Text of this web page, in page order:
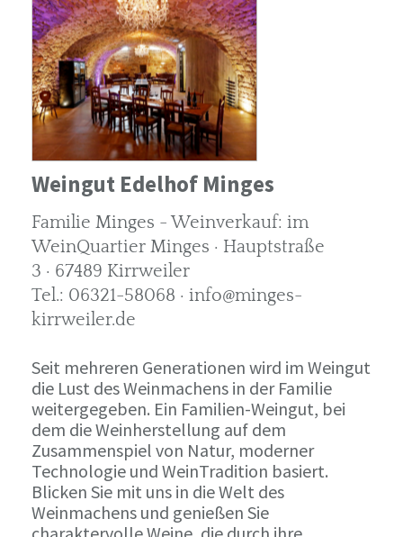
Weingut Edelhof Minges
Familie Minges - Weinverkauf: im
WeinQuartier Minges · Hauptstraße
3 · 67489 Kirrweiler
Tel.: 06321-58068 · info@minges-
kirrweiler.de
Seit mehreren Generationen wird im Weingut
die Lust des Weinmachens in der Familie
weitergegeben. Ein Familien-Weingut, bei
dem die Weinherstellung auf dem
Zusammenspiel von Natur, moderner
Technologie und WeinTradition basiert.
Blicken Sie mit uns in die Welt des
Weinmachens und genießen Sie